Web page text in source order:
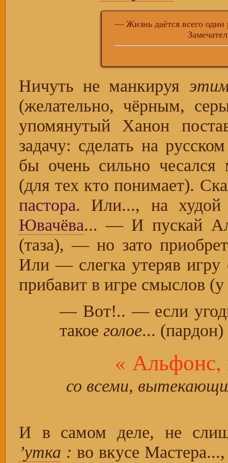
— Жизнь даётся всего один
Замечательная
Ничуть не манкируя
(желательно, чёрным,
упомянутый Ханон
задачу: сделать на
бы очень сильно
(для тех кто понимает).
пастора. Или..., на худой
Ювачёва... — И пускай
(таза), — но зато
Или — слегка утеряв игру
прибавит в игре смыслов (у
— Вот!.. — если
такое голое...
« Альфонс,
со всеми,
И в самом деле, не
’утка : во вкусе